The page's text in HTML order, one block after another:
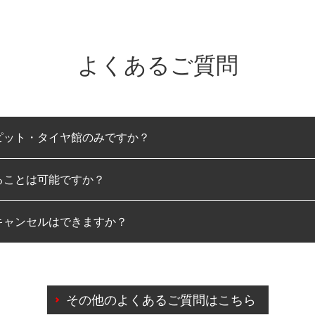
よくあるご質問
ト・タイヤ館のみですか？
みとなります。
とは可能ですか？
可能です。
ンセルはできますか？
によりご予約のキャンセルをご希望の際は、直接ご予約いた
その他のよくあるご質問はこちら